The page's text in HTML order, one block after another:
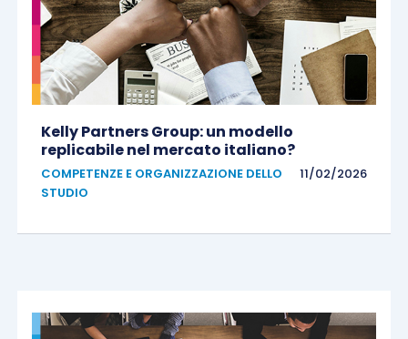
Kelly Partners Group: un modello
replicabile nel mercato italiano?
COMPETENZE E ORGANIZZAZIONE DELLO
STUDIO
11/02/2026